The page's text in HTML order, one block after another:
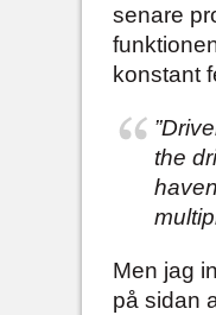
senare
konstant
the
Men jag
på sidan